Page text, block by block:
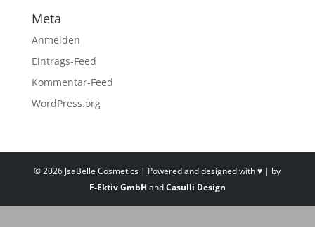
Meta
Anmelden
Eintrags-Feed
Kommentar-Feed
WordPress.org
©2026 JsaBelle Cosmetics | Powered and designed with ♥ | by
F-Ektiv GmbH andCasulli Design